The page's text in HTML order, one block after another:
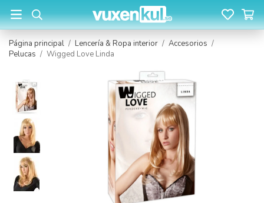
Página principal / Lencería & Ropa interior / Accesorios /
Pelucas / Wigged Love Linda